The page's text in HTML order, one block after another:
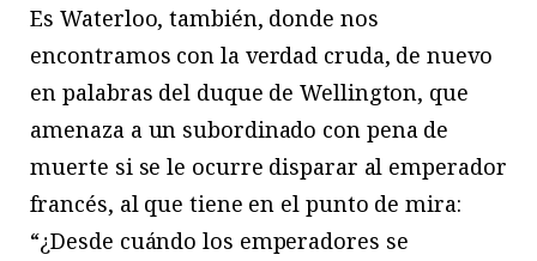
Es Waterloo, también, donde nos
encontramos con la verdad cruda, de nuevo
en palabras del duque de Wellington, que
amenaza a un subordinado con pena de
muerte si se le ocurre disparar al emperador
francés, al que tiene en el punto de mira:
“¿Desde cuándo los emperadores se